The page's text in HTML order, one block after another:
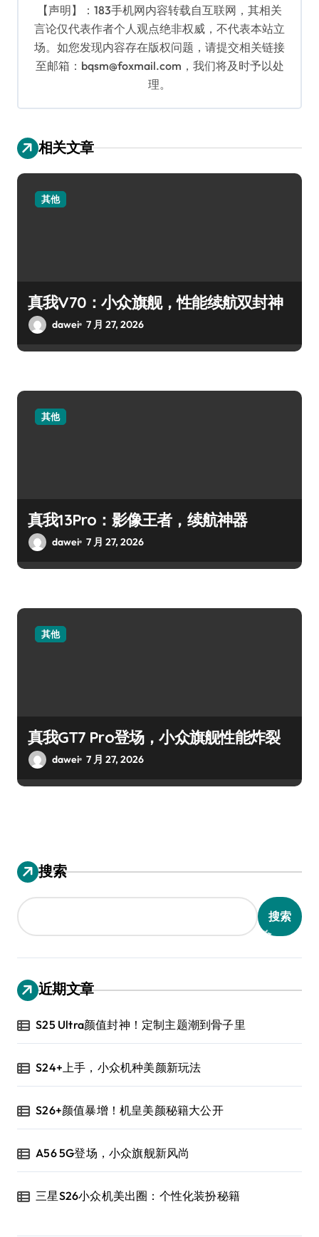
【声明】：183手机网内容转载自互联网，其相关
言论仅代表作者个人观点绝非权威，不代表本站立
场。如您发现内容存在版权问题，请提交相关链接
至邮箱：bqsm@foxmail.com，我们将及时予以处
理。
相关文章
其他
真我V70：小众旗舰，性能续航双封神
dawei 7 月 27, 2026
其他
真我13Pro：影像王者，续航神器
dawei 7 月 27, 2026
其他
真我GT7 Pro登场，小众旗舰性能炸裂
dawei 7 月 27, 2026
搜索
搜索
近期文章
S25 Ultra颜值封神！定制主题潮到骨子里
S24+上手，小众机种美颜新玩法
S26+颜值暴增！机皇美颜秘籍大公开
A56 5G登场，小众旗舰新风尚
三星S26小众机美出圈：个性化装扮秘籍